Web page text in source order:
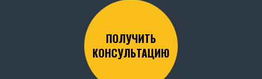
ПОЛУЧИТЬ
КОНСУЛЬТАЦИЮ